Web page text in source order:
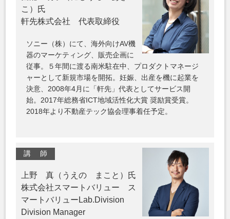
こ）氏
軒先株式会社 代表取締役
ソニー（株）にて、海外向けAV機
器のマーケティング、販売企画に
従事。５年間に渡る南米駐在中、プロダクトマネージ
ャーとして新規市場を開拓。妊娠、出産を機に起業を
決意、2008年4月に「軒先」代表としてサービス開
始。2017年総務省ICT地域活性化大賞 奨励賞受賞。
2018年より不動産テック協会理事着任予定。
講 師
上野 真（うえの まこと）氏
株式会社スマートバリュー ス
マートバリューLab.Division
Division Manager